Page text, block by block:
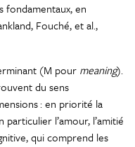
en
Fouché, et al.,
(M pour meaning).
du sens
: en priorité la
l’amour, l’amitié
qui comprend les